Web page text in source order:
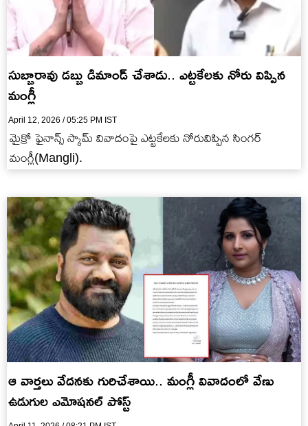
సుబ్బారావు డబ్బు డిమాండ్ చేశాడు.. ఎట్టకేలకు నోరు విప్పిన
మంగ్లీ
April 12, 2026 / 05:25 PM IST
మైక్రో ఫైనాన్స్ స్కామ్ వివాదంపై ఎట్టకేలకు నోరువిప్పిన సింగర్
మంగ్లీ(Mangli).
ఆ వార్తలు వేదనకు గురిచేశాయి.. మంగ్లీ వివాదంలో వేణు
ఉడుగుల ఎమోషనల్ పోస్ట్